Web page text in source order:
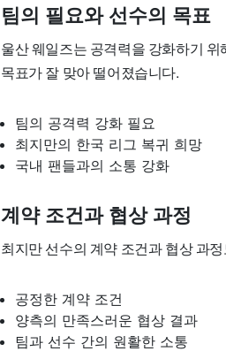
팀의 필요와 선수의 목표
울산 웨일즈는 공격력을 강화하기
목표가 잘 맞아 떨어졌습니다.
팀의 공격력 강화 필요
최지만의 한국 리그 복귀 희망
국내 팬들과의 소통 강화
계약 조건과 협상 과정
최지만 선수의 계약 조건과 협상 과
공정한 계약 조건
양측의 만족스러운 협상 결과
팀과 선수 간의 원활한 소통